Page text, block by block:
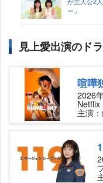
ー」
見上愛出演のド
喧嘩
2026
Netflix
主演